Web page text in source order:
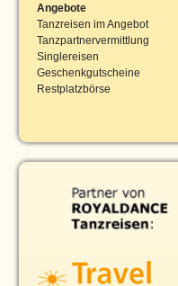
Angebote
Tanzreisen im Angebot
Tanzpartnervermittlung
Singlereisen
Geschenkgutscheine
Restplatzbörse